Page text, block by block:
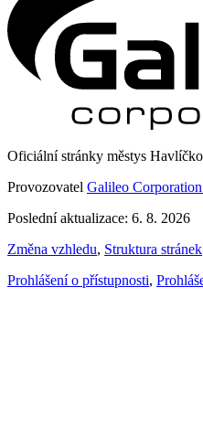
Oficiální stránky městys
Provozovatel Galileo Corporation
Poslední aktualizace: 6. 8. 2026
Změna vzhledu, Struktura stránek
Prohlášení o přístupnosti,